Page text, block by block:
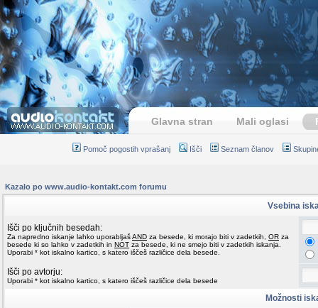
Glavna stran Mali oglasi
Pomoč pogostih vprašanj Išči Seznam članov
Kazalo po www.audio-kontakt.com forumu
Vsebina
Išči po ključnih besedah:
Za napredno iskanje lahko uporabljašAND za besede, ki morajo biti v zadetkih, OR za
besede ki so lahko v zadetkih in NOT za besede, ki ne smejo biti v zadetkih iskanja.
Uporabi * kot iskalno kartico, s katero iščeš različice dela besede.
Išči po avtorju:
Uporabi * kot iskalno kartico, s katero iščeš različice dela besede
Možnosti